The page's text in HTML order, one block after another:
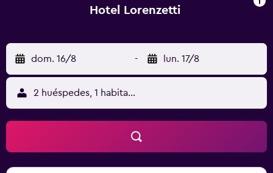
acceso a Internet wifi gratis. Los servicios para las
secador de pelo. Se ofrece servicio nocturno de
descubierta y servicio de limpieza todos los días. Este
hotel dispone de una pista de tenis cubierta y centro de
bienestar. En el alojamiento hay piscina cubierta y piscina
infantil. Otros servicios de ocio y esparcimiento incluyen
sauna y gimnasio. Se pueden practicar las actividades de
ocio y esparcimiento que se indican más abajo en las
instalaciones o cerca del alojamiento (es posible que se
aplique un recargo).
Hotel Lorenzetti
dom. 16/8 - lun. 17/8
2 huéspedes, 1 habitación